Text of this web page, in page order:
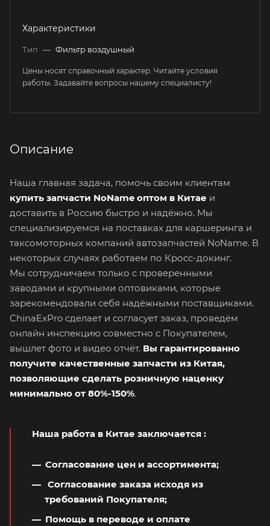
Характеристики
Тип — Фильтр воздушный
Цены носят справочный характер. Читайте условия
работы. Задавайте вопросы нашему специалисту!
Описание
Наша главная задача, помочь своим клиентам
купить запчасти NoName оптом в Китае и
доставить в Россию быстро и надёжно. Мы
специализируемся на поставках для каршеринга и
таксомоторных компаний автозапчастей NoName. В
некоторых случаях работаем по Кросс-докинг.
Мы сотрудничаем только с проверенными
заводами и крупными оптовиками, которые
зарекомендовали себя надёжными поставщиками.
ChinaExPro сделает и согласует заказ, проведём
онлайн инспекцию совместно с Покупателем,
вышлет фото и видео отчёт. Вы гарантированно
получите качественные запчасти из Китая,
позволяющие сделать розничную наценку
минимально от 80%-150%.
Наша работа в Китае заключается :
Согласование цен и ассортимента;
Согласование заказа исходя из
требований Покупателя;
Помощь в переводе и оплате